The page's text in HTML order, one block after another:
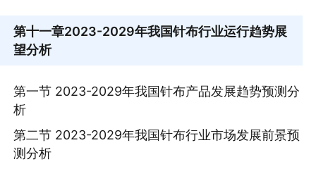
第十一章2023-2029年我国针布行业运行趋势展
望分析
第一节 2023-2029年我国针布产品发展趋势预测分
析
第二节 2023-2029年我国针布行业市场发展前景预
测分析